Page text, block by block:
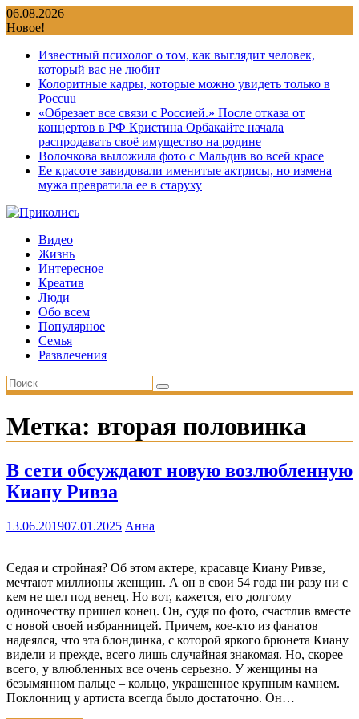
Перейти
к
06.08.2026
Новое!
Известный психолог о том, как выглядит человек,
который вас не любит
Колоритные кадры, которые можно увидеть только в
Россuu
«Обрезает все связи с Россией.» После отказа от
концертов в РФ Кристина Орбакайте начала
распродавать своё имущество на родине
Волочкова выложила фото с Мальдив во всей красе
Ее красоте завидовали именитые актрисы, но измена
мужа превратила ее в старуху
Видео
Жизнь
Интересное
Креатив
Люди
Обо всем
Популярное
Семья
Развлечения
Метка: вторая половинка
В сети обсуждают новую возлюбленную
Киану Ривза
13.06.201907.01.2025 Анна
Седая и стройная? Об этом актере, красавце Киану Ривзе,
мечтают миллионы женщин. А он в свои 54 года ни разу ни с
кем не шел под венец. Но вот, кажется, его долгому
одиночеству пришел конец. Он, судя по фото, счастлив вместе
с новой своей избранницей. Причем, кое-кто из фанатов
надеялся, что эта блондинка, с которой яркого брюнета Киану
видели и прежде, всего лишь случайная знакомая. Но, скорее
всего, у влюбленных все очень серьезно. У женщины на
безымянном пальце – кольцо, украшенное крупным камнем.
Поклонниц у артиста всегда было достаточно. Он…